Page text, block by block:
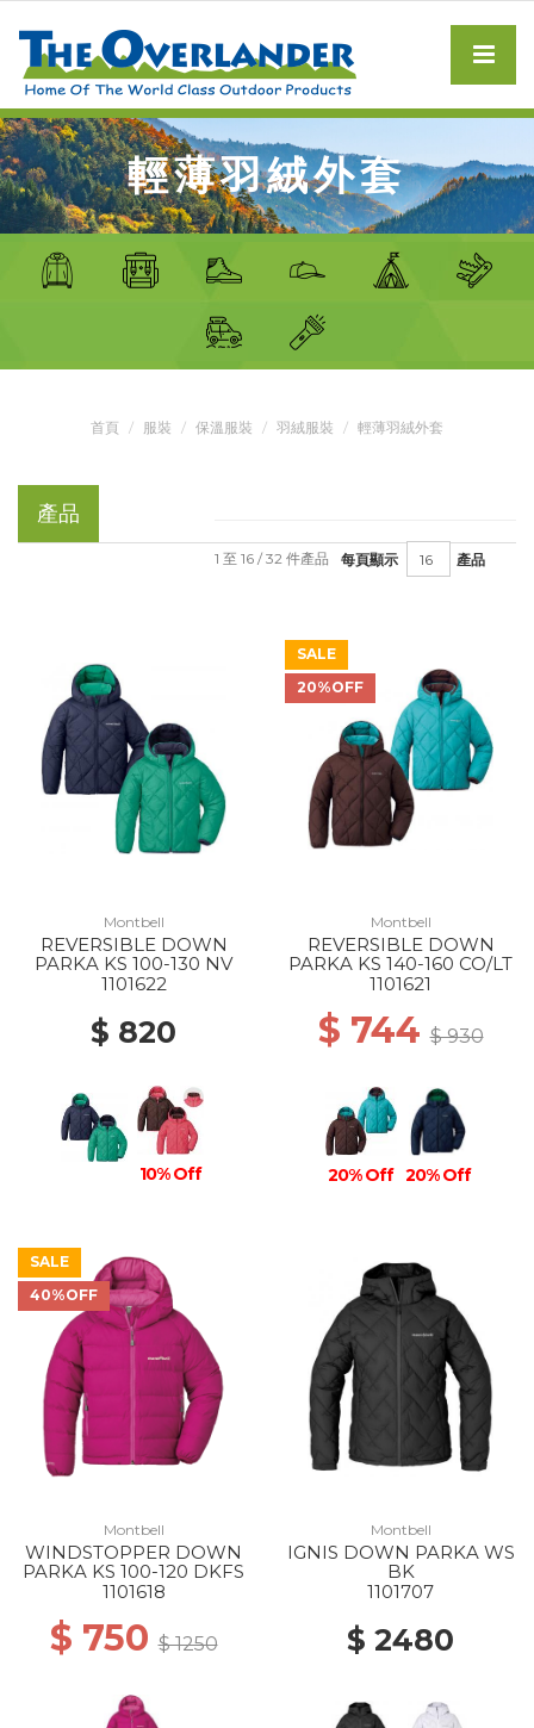
輕薄羽絨外套
首頁 服裝 保溫服裝 羽絨服裝 輕薄羽絨外套
產品
每頁顯示 產品
1 至 16 / 32 件產品
Montbell
REVERSIBLE DOWN
PARKA KS 100-130 NV
1101622
$ 820
10% Off
SALE
20%OFF
Montbell
REVERSIBLE DOWN
PARKA KS 140-160 CO/LT
1101621
$ 744$ 930
20% Off 20% Off
SALE
40%OFF
Montbell
WINDSTOPPER DOWN
PARKA KS 100-120 DKFS
1101618
$ 750$ 1250
Montbell
IGNIS DOWN PARKA WS
BK
1101707
$ 2480